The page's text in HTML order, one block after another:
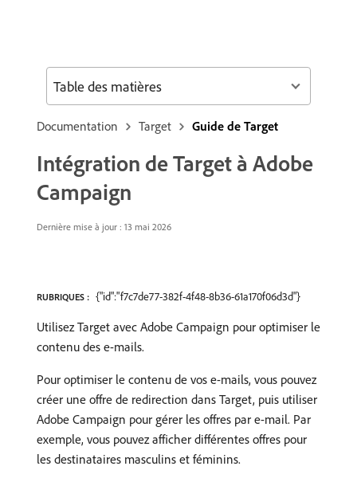
Documentation Target Guide de Target
Intégration de Target à Adobe
Campaign
Dernière mise à jour : 13 mai 2026
RUBRIQUES : {"id":"f7c7de77-382f-4f48-8b36-61a170f06d3d"}
Utilisez Target avec Adobe Campaign pour optimiser le
contenu des e-mails.
Pour optimiser le contenu de vos e-mails, vous pouvez
créer une offre de redirection dans Target, puis utiliser
Adobe Campaign pour gérer les offres par e-mail. Par
exemple, vous pouvez afficher différentes offres pour
les destinataires masculins et féminins.
Table des matières